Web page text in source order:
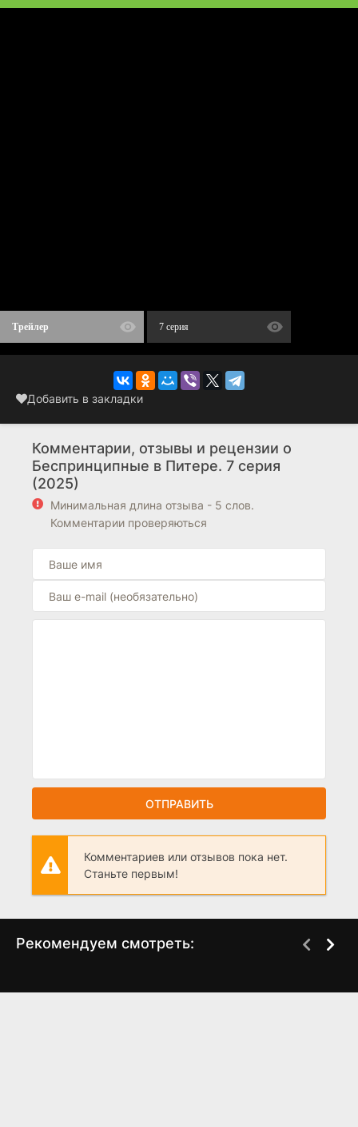
Трейлер 7 серия
Добавить в закладки
Комментарии, отзывы и рецензии о
Беспринципные в Питере. 7 серия
(2025)
Минимальная длина отзыва - 5 слов.
Комментарии проверяються
ОТПРАВИТЬ
Комментариев или отзывов пока нет.
Станьте первым!
Рекомендуем смотреть: